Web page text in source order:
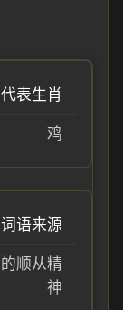
代表生肖
鸡
词语来源
顺从精
神